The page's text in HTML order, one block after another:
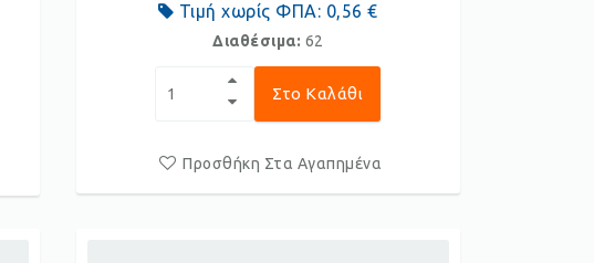
Τιμή χωρίς ΦΠΑ: 0,56 €
Διαθέσιμα: 62
Στο Καλάθι
Προσθήκη Στα Αγαπημένα